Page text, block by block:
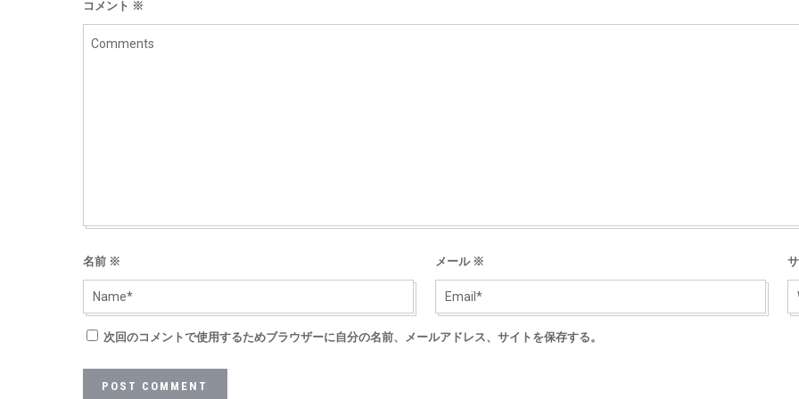
コメント ※
名前 ※ メール ※
次回のコメントで使用するためブラウザーに自分の名前、メールアドレス、サイトを保存する。